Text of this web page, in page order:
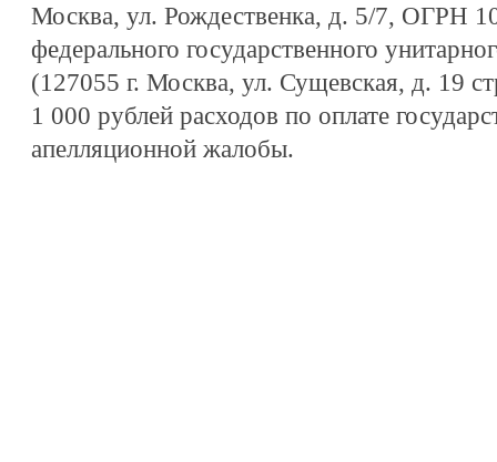
Москва, ул. Рождественка, д. 5/7, ОГРН
федерального государственного
(127055 г. Москва, ул. Сущевская, д. 19
1 000 рублей расходов по оплате
апелляционной жалобы.